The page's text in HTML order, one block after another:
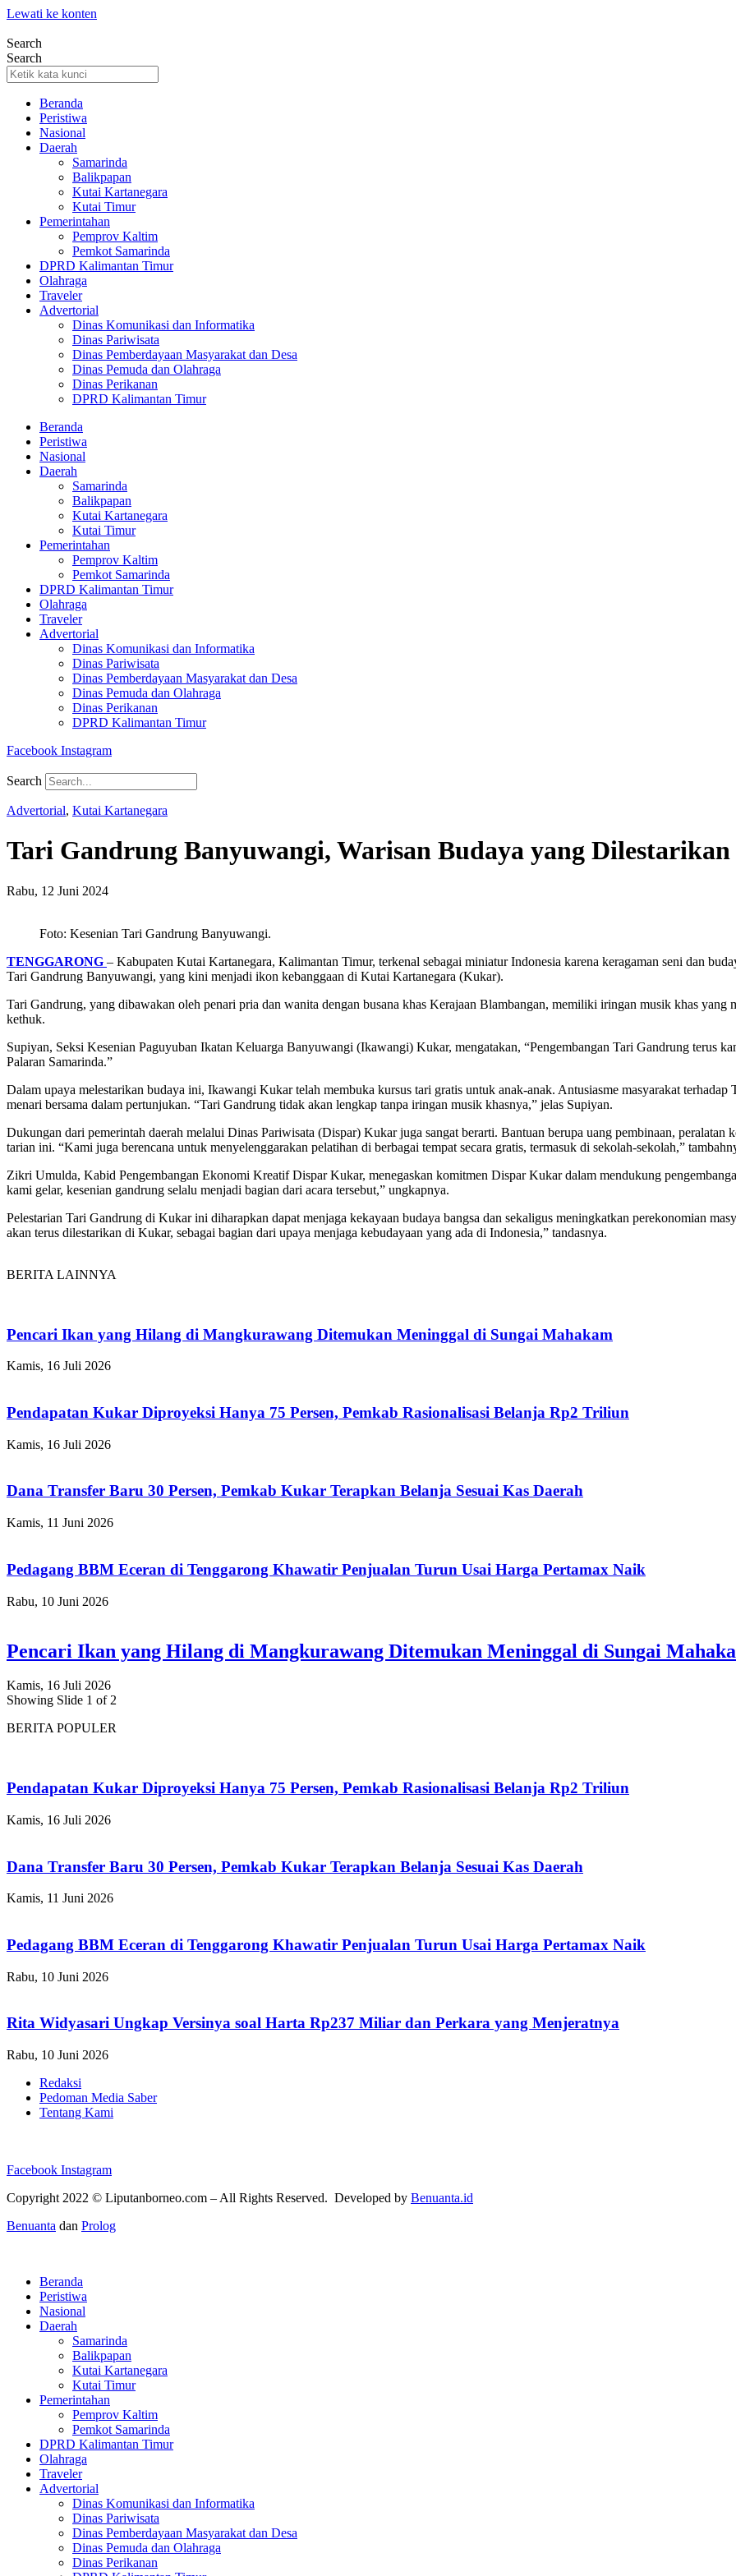
Lewati ke konten
Search
Search
Beranda
Peristiwa
Nasional
Daerah
Samarinda
Balikpapan
Kutai Kartanegara
Kutai Timur
Pemerintahan
Pemprov Kaltim
Pemkot Samarinda
DPRD Kalimantan Timur
Olahraga
Traveler
Advertorial
Dinas Komunikasi dan Informatika
Dinas Pariwisata
Dinas Pemberdayaan Masyarakat dan Desa
Dinas Pemuda dan Olahraga
Dinas Perikanan
DPRD Kalimantan Timur
Beranda
Peristiwa
Nasional
Daerah
Samarinda
Balikpapan
Kutai Kartanegara
Kutai Timur
Pemerintahan
Pemprov Kaltim
Pemkot Samarinda
DPRD Kalimantan Timur
Olahraga
Traveler
Advertorial
Dinas Komunikasi dan Informatika
Dinas Pariwisata
Dinas Pemberdayaan Masyarakat dan Desa
Dinas Pemuda dan Olahraga
Dinas Perikanan
DPRD Kalimantan Timur
Facebook Instagram
Search
Advertorial, Kutai Kartanegara
Tari Gandrung Banyuwangi, Warisan Budaya yang
Rabu, 12 Juni 2024
Foto: Kesenian Tari Gandrung Banyuwangi.
TENGGARONG – Kabupaten Kutai Kartanegara, Kalimantan Timur, terkenal sebagai miniatur Indonesia karena keragaman seni dan
Tari Gandrung Banyuwangi, yang kini menjadi ikon kebanggaan di Kutai Kartanegara (Kukar).
Tari Gandrung, yang dibawakan oleh penari pria dan wanita dengan busana khas Kerajaan Blambangan, memiliki iringan musik khas
kethuk.
Supiyan, Seksi Kesenian Paguyuban Ikatan Keluarga Banyuwangi (Ikawangi) Kukar, mengatakan, “Pengembangan Tari Gandrung terus
Palaran Samarinda.”
Dalam upaya melestarikan budaya ini, Ikawangi Kukar telah membuka kursus tari gratis untuk anak-anak. Antusiasme masyarakat
menari bersama dalam pertunjukan. “Tari Gandrung tidak akan lengkap tanpa iringan musik khasnya,” jelas Supiyan.
Dukungan dari pemerintah daerah melalui Dinas Pariwisata (Dispar) Kukar juga sangat berarti. Bantuan berupa uang pembinaan, peralatan
tarian ini. “Kami juga berencana untuk menyelenggarakan pelatihan di berbagai tempat secara gratis, termasuk di sekolah-sekolah,”
Zikri Umulda, Kabid Pengembangan Ekonomi Kreatif Dispar Kukar, menegaskan komitmen Dispar Kukar dalam mendukung
kami gelar, kesenian gandrung selalu menjadi bagian dari acara tersebut,” ungkapnya.
Pelestarian Tari Gandrung di Kukar ini diharapkan dapat menjaga kekayaan budaya bangsa dan sekaligus meningkatkan perekonomian
akan terus dilestarikan di Kukar, sebagai bagian dari upaya menjaga kebudayaan yang ada di Indonesia,” tandasnya.
BERITA LAINNYA
Pencari Ikan yang Hilang di Mangkurawang Ditemukan Meninggal di Sungai Mahakam
Kamis, 16 Juli 2026
Pendapatan Kukar Diproyeksi Hanya 75 Persen, Pemkab Rasionalisasi Belanja Rp2 Triliun
Kamis, 16 Juli 2026
Dana Transfer Baru 30 Persen, Pemkab Kukar Terapkan Belanja Sesuai Kas Daerah
Kamis, 11 Juni 2026
Pedagang BBM Eceran di Tenggarong Khawatir Penjualan Turun Usai Harga Pertamax Naik
Rabu, 10 Juni 2026
Pencari Ikan yang Hilang di Mangkurawang Ditemukan Meninggal di Sungai
Kamis, 16 Juli 2026
Showing Slide 1 of 2
BERITA POPULER
Pendapatan Kukar Diproyeksi Hanya 75 Persen, Pemkab Rasionalisasi Belanja Rp2 Triliun
Kamis, 16 Juli 2026
Dana Transfer Baru 30 Persen, Pemkab Kukar Terapkan Belanja Sesuai Kas Daerah
Kamis, 11 Juni 2026
Pedagang BBM Eceran di Tenggarong Khawatir Penjualan Turun Usai Harga Pertamax Naik
Rabu, 10 Juni 2026
Rita Widyasari Ungkap Versinya soal Harta Rp237 Miliar dan Perkara yang Menjeratnya
Rabu, 10 Juni 2026
Redaksi
Pedoman Media Saber
Tentang Kami
Facebook Instagram
Copyright 2022 © Liputanborneo.com – All Rights Reserved. Developed by Benuanta.id
Benuanta dan Prolog
Beranda
Peristiwa
Nasional
Daerah
Samarinda
Balikpapan
Kutai Kartanegara
Kutai Timur
Pemerintahan
Pemprov Kaltim
Pemkot Samarinda
DPRD Kalimantan Timur
Olahraga
Traveler
Advertorial
Dinas Komunikasi dan Informatika
Dinas Pariwisata
Dinas Pemberdayaan Masyarakat dan Desa
Dinas Pemuda dan Olahraga
Dinas Perikanan